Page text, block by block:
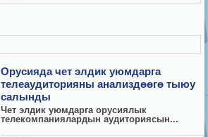
Орусияда чет элдик уюмдарга
телеаудиторияны анализдөөгө тыюу
салынды
Чет элдик уюмдарга орусиялык
телекомпаниялардын аудиториясын...